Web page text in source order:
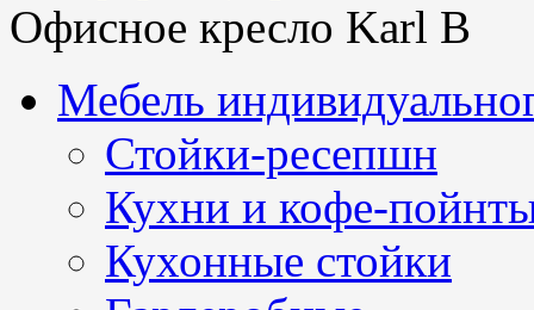
Офисное кресло Karl B
Мебель
Стойки-ресепшн
Кухни и кофе-
Кухонные стойки